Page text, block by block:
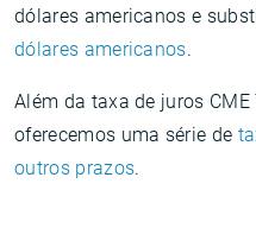
dólares americanos e
dólares americanos.
Além da taxa de juros CME
oferecemos uma série de
outros prazos.